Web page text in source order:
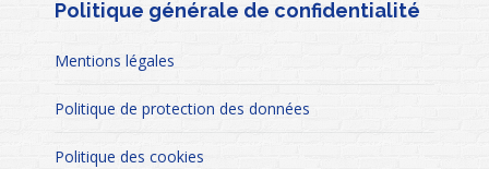
Politique générale de confidentialité
Mentions légales
Politique de protection des données
Politique des cookies